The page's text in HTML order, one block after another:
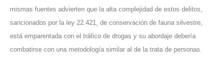
mismas fuentes advierten que la alta complejidad de estos delitos,
sancionados por la ley 22.421, de conservación de fauna silvestre,
está emparentada con el tráfico de drogas y su abordaje debería
combatirse con una metodología similar al de la trata de personas.